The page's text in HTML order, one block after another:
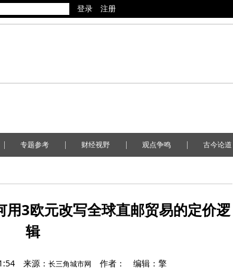
专题参考 财经视野 观点争鸣 古今论道
3欧元改写全球直邮贸易的定价逻
辑
来源： 长三角城市网 作者： 编辑：擎